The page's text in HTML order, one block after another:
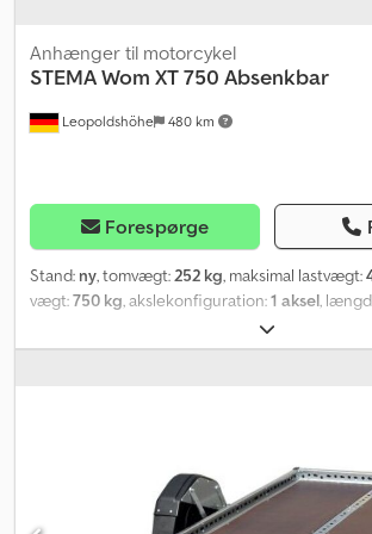
Leopoldshöhe 480 km
Anhænger til motorcykel
STEMAWom XT 750 Absenkbar
Forespørge
Stand: ny, tomvægt:252 kg, maksimal lastvægt:
vægt:750 kg, akslekonfiguration:1 aksel,
, lastepladshøjde:
reling og lignende Integreret 3-sidet listereling
Dodjwwm Dwjpfx Aamock Kugletræk med
Delvist varmgalvaniseret Bolt- og svejset chassis
varmgalvaniseret og med mange stabile
Patenteret, nedfældbar nummerpladeholder
håndtering Hydraulik (tippe- og sænkefunktion)
dobbeltforkromet hydraulikcylinder med